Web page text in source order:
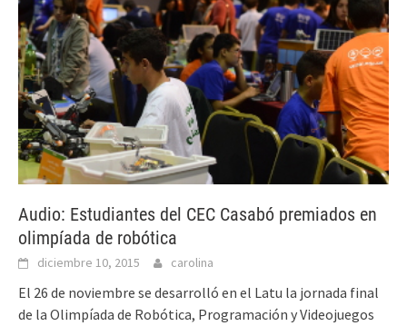
Audio: Estudiantes del CEC Casabó premiados en
olimpíada de robótica
diciembre 10, 2015 carolina
El 26 de noviembre se desarrolló en el Latu la jornada final
de la Olimpíada de Robótica, Programación y Videojuegos